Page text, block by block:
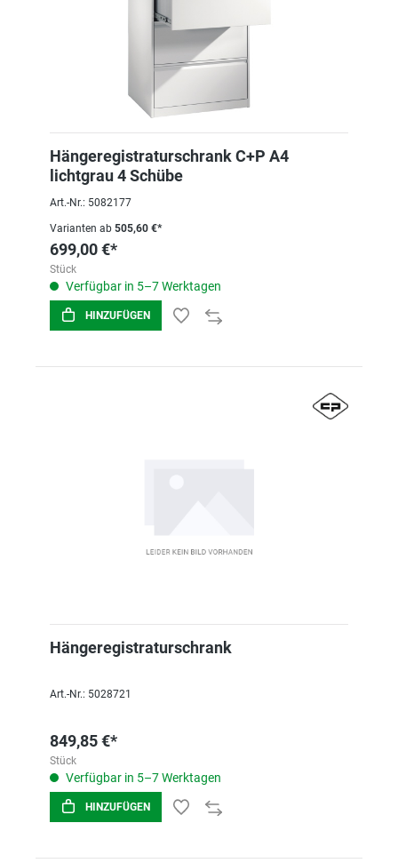
Hängeregistraturschrank C+P A4
lichtgrau 4 Schübe
Art.-Nr.: 5082177
Varianten ab 505,60 €*
699,00 €*
Stück
Verfügbar in 5–7 Werktagen
HINZUFÜGEN
Hängeregistraturschrank
Art.-Nr.: 5028721
849,85 €*
Stück
Verfügbar in 5–7 Werktagen
HINZUFÜGEN